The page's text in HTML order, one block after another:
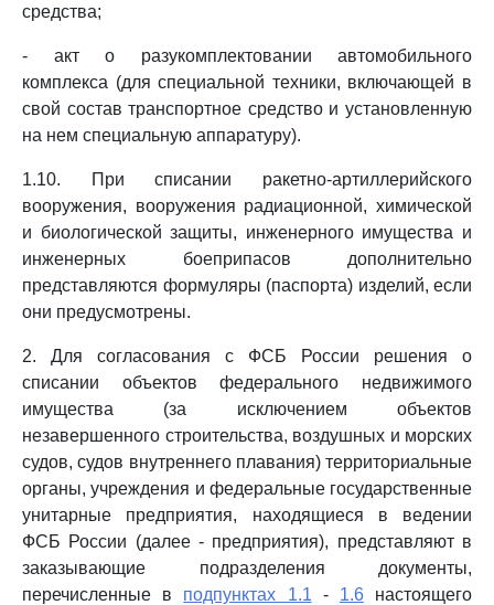
средства;
- акт о разукомплектовании автомобильного
комплекса (для специальной техники, включающей в
свой состав транспортное средство и установленную
на нем специальную аппаратуру).
1.10. При списании ракетно-артиллерийского
вооружения, вооружения радиационной, химической
и биологической защиты, инженерного имущества и
инженерных боеприпасов дополнительно
представляются формуляры (паспорта) изделий, если
они предусмотрены.
2. Для согласования с ФСБ России решения о
списании объектов федерального недвижимого
имущества (за исключением объектов
незавершенного строительства, воздушных и морских
судов, судов внутреннего плавания) территориальные
органы, учреждения и федеральные государственные
унитарные предприятия, находящиеся в ведении
ФСБ России (далее - предприятия), представляют в
заказывающие подразделения документы,
перечисленные в подпунктах 1.1 - 1.6настоящего